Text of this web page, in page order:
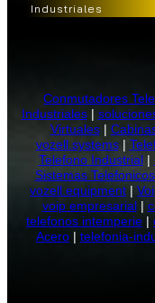
Industriales
Conmutadores
Industriales|
Virtuales|
vozell.systems|
Telefono Industrial|
Sistemas Telefonicos
vozell.equipment |
voip empresarial|
telefonos intemperie |
Acero | telefonia-